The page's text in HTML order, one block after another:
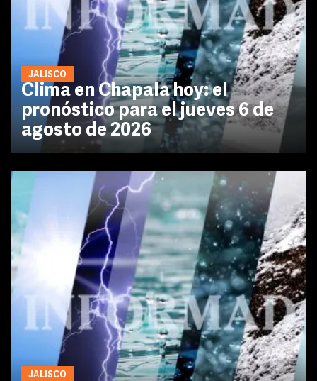
JALISCO
Clima en Chapala hoy: el
pronóstico para el jueves 6 de
agosto de 2026
JALISCO